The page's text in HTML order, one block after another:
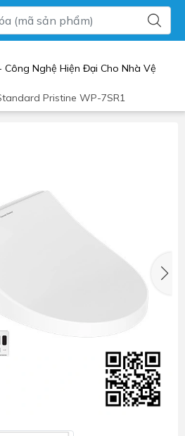
Công Nghệ Hiện Đại Cho Nhà Vệ
Pristine WP-7SR1